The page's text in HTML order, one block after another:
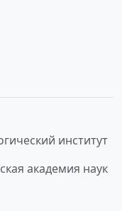
институт
академия наук